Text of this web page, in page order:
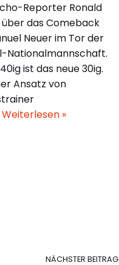
Reporter Ronald
das Comeback
Neuer im Tor der
Nationalmannschaft.
ist das neue 30ig.
Ansatz von
Weiterlesen »
NÄCHSTER BEITRAG